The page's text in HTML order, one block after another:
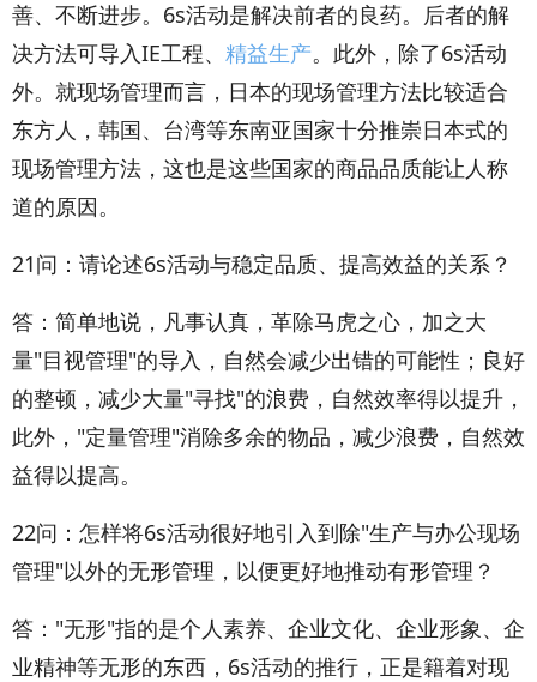
善、不断进步。6s活动是解决前者的良药。后者的解
决方法可导入IE工程、 精益生产。此外，除了6s活动
外。就现场管理而言，日本的现场管理方法比较适合
东方人，韩国、台湾等东南亚国家十分推崇日本式的
现场管理方法，这也是这些国家的商品品质能让人称
道的原因。
21问：请论述6s活动与稳定品质、提高效益的关系？
答：简单地说，凡事认真，革除马虎之心，加之大
量"目视管理"的导入，自然会减少出错的可能性；良好
的整顿，减少大量"寻找"的浪费，自然效率得以提升，
此外，"定量管理"消除多余的物品，减少浪费，自然效
益得以提高。
22问：怎样将6s活动很好地引入到除"生产与办公现场
管理"以外的无形管理，以便更好地推动有形管理？
答："无形"指的是个人素养、企业文化、企业形象、企
业精神等无形的东西，6s活动的推行，正是籍着对现